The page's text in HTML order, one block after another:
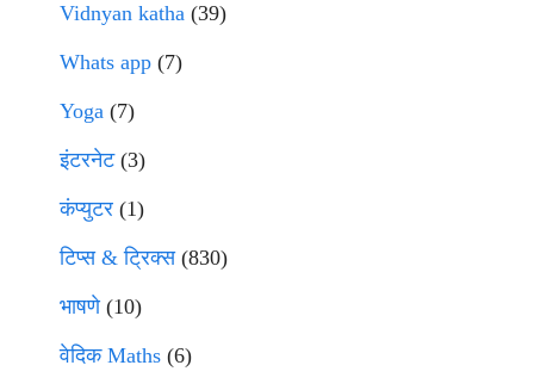
Vidnyan katha (39)
Whats app (7)
Yoga (7)
इंटरनेट(3)
कंप्युटर (1)
टिप्स & ट्रिक्स(830)
भाषणे(10)
वेदिक Maths (6)